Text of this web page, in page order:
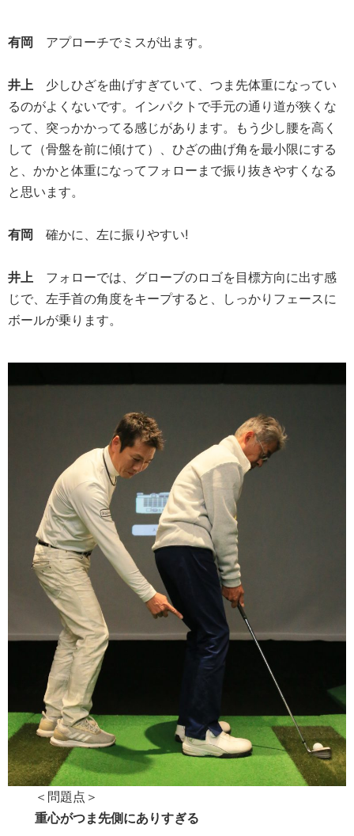
有岡 アプローチでミスが出ます。
井上 少しひざを曲げすぎていて、つま先体重になってい
るのがよくないです。インパクトで手元の通り道が狭くな
って、突っかかってる感じがあります。もう少し腰を高く
して（骨盤を前に傾けて）、ひざの曲げ角を最小限にする
と、かかと体重になってフォローまで振り抜きやすくなる
と思います。
有岡 確かに、左に振りやすい!
井上 フォローでは、グローブのロゴを目標方向に出す感
じで、左手首の角度をキープすると、しっかりフェースに
ボールが乗ります。
＜問題点＞
重心がつま先側にありすぎる